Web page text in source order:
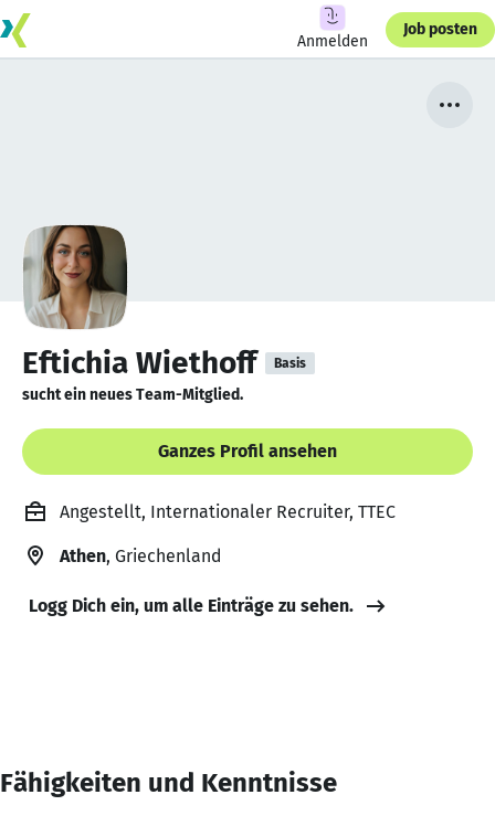
Anmelden
Job posten
Eftichia Wiethoff Basis
sucht ein neues Team-Mitglied.
Ganzes Profil ansehen
Angestellt, Internationaler Recruiter, TTEC
Athen, Griechenland
Logg Dich ein, um alle Einträge zu sehen.
Fähigkeiten und Kenntnisse